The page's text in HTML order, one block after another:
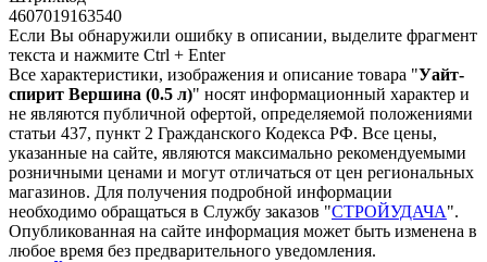
4607019163540
Если Вы обнаружили ошибку в описании, выделите фрагмент
текста и нажмите Ctrl + Enter
Все характеристики, изображения и описание товара "Уайт-
спирит Вершина (0.5 л)" носят информационный характер и
не являются публичной офертой, определяемой положениями
статьи 437, пункт 2 Гражданского Кодекса РФ. Все цены,
указанные на сайте, являются максимально рекомендуемыми
розничными ценами и могут отличаться от цен региональных
магазинов. Для получения подробной информации
необходимо обращаться в Службу заказов "СТРОЙУДАЧА".
Опубликованная на сайте информация может быть изменена в
любое время без предварительного уведомления.